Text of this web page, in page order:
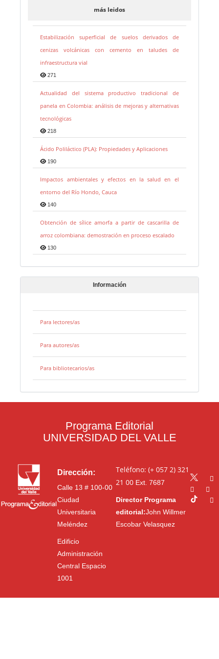
más leidos
Estabilización superficial de suelos derivados de
cenizas volcánicas con cemento en taludes de
infraestructura vial
271
Actualidad del sistema productivo tradicional de
panela en Colombia: análisis de mejoras y alternativas
tecnológicas
218
Ácido Poliláctico (PLA): Propiedades y Aplicaciones
190
Impactos ambientales y efectos en la salud en el
entorno del Río Hondo, Cauca
140
Obtención de sílice amorfa a partir de cascarilla de
arroz colombiana: demostración en proceso escalado
130
Información
Para lectores/as
Para autores/as
Para bibliotecarios/as
Programa Editorial
UNIVERSIDAD DEL VALLE
Dirección:
Calle 13 # 100-00
Ciudad
Universitaria
Meléndez
Edificio
Administración
Central Espacio
1001
Teléfono: (+ 057 2) 321
21 00Ext. 7687
Director Programa
editorial:John Willmer
Escobar Velasquez